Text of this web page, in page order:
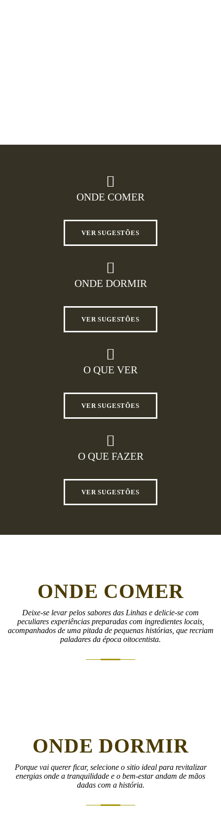
ONDE COMER
VER SUGESTÕES
ONDE DORMIR
VER SUGESTÕES
O QUE VER
VER SUGESTÕES
O QUE FAZER
VER SUGESTÕES
ONDE COMER
Deixe-se levar pelos sabores das Linhas e delicie-se com
peculiares experiências preparadas com ingredientes locais,
acompanhados de uma pitada de pequenas histórias, que recriam
paladares da época oitocentista.
ONDE DORMIR
Porque vai querer ficar, selecione o sitio ideal para revitalizar
energias onde a tranquilidade e o bem-estar andam de mãos
dadas com a história.